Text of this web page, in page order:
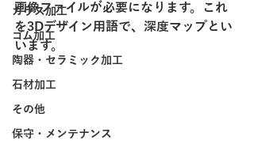
ガラス加工
ゴム加工
陶器・セラミック加工
石材加工
その他
保守・メンテナンス
画像ファイルが必要になります。これ
を3Dデザイン用語で、深度マップとい
います。